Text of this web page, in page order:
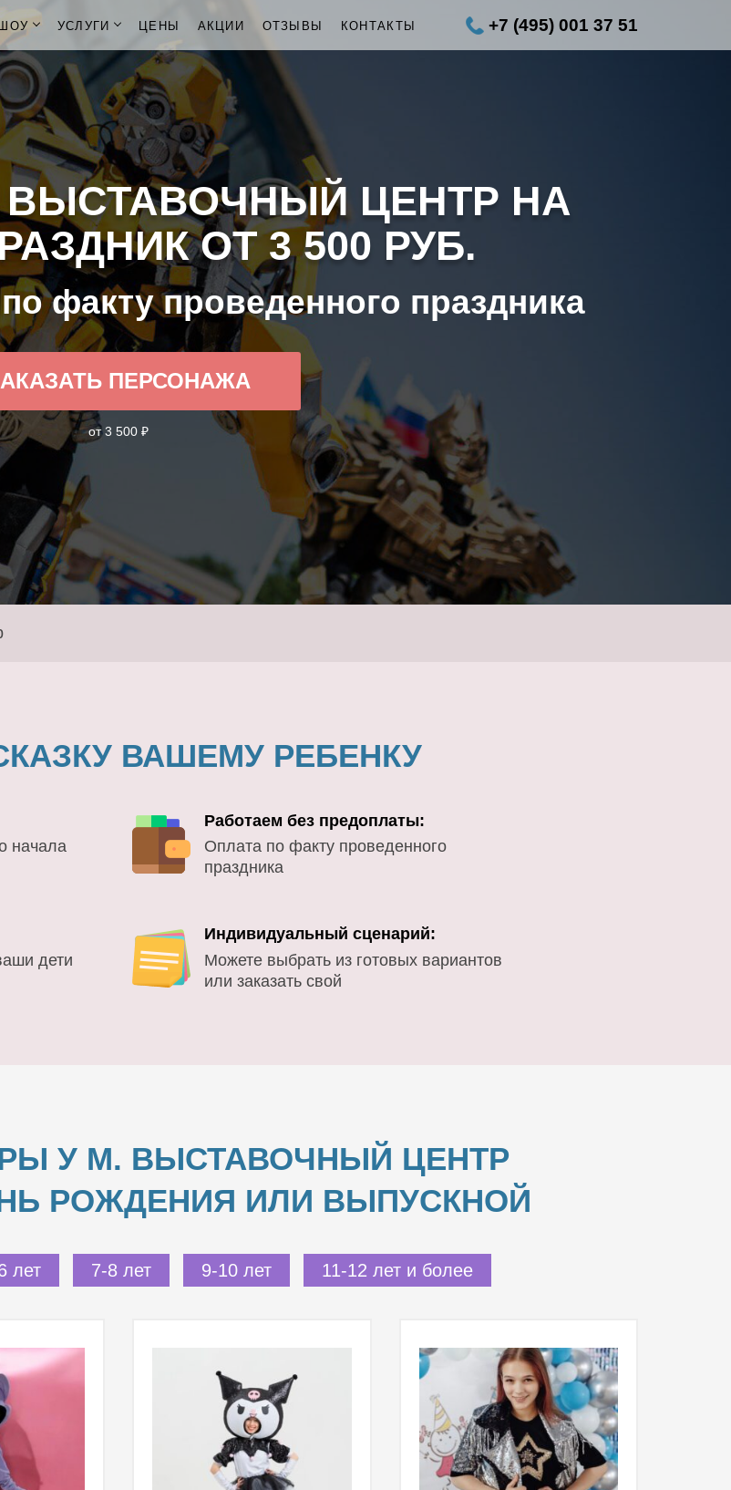
УСЛУГИ ЦЕНЫ АКЦИИ ОТЗЫВЫ КОНТАКТЫ +7 (495) 001 37 51
ЦЕНТР НА
ОТ 3 500 РУБ.
факту проведенного праздника
ПЕРСОНАЖА
от 3 500 ₽
ВАШЕМУ РЕБЕНКУ
начала
Работаем без предоплаты:
Оплата по факту проведенного
праздника
дети
Индивидуальный сценарий:
Можете выбрать из готовых вариантов
или заказать свой
У М. ВЫСТАВОЧНЫЙ ЦЕНТР
РОЖДЕНИЯ ИЛИ ВЫПУСКНОЙ
лет 7-8 лет 9-10 лет 11-12 лет и более